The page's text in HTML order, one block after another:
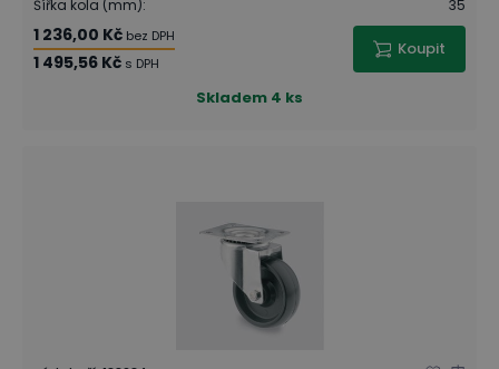
Šířka kola (mm): 35
1 236,00 Kč bez DPH
1 495,56 Kč s DPH
Koupit
Skladem 4 ks